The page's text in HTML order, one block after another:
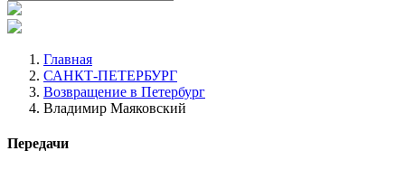
Главная
САНКТ-ПЕТЕРБУРГ
Возвращение в Петербург
Владимир Маяковский
Передачи